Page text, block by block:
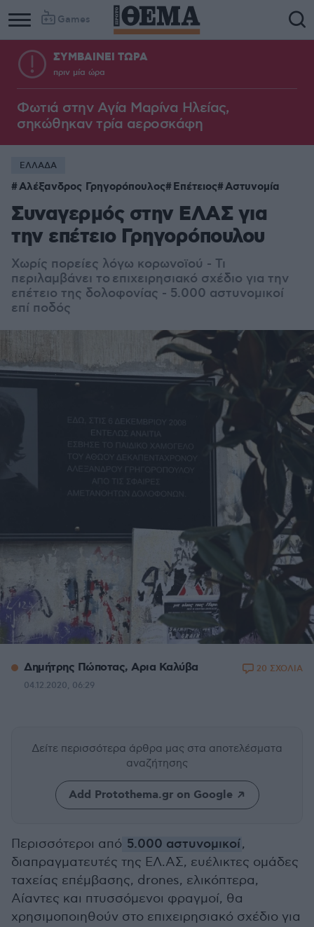
Games
ΣΥΜΒΑΙΝΕΙ ΤΩΡΑ
πριν μία ώρα
Φωτιά στην Aγία Μαρίνα Ηλείας,
σηκώθηκαν τρία αεροσκάφη
ΕΛΛΑΔΑ
Αλέξανδρος Γρηγορόπουλος Επέτειος Αστυνομία
Συναγερμός στην ΕΛΑΣ για
την επέτειο Γρηγορόπουλου
Χωρίς πορείες λόγω κορωνοϊού - Τι
περιλαμβάνει το επιχειρησιακό σχέδιο για την
επέτειο της δολοφονίας - 5.000 αστυνομικοί
επί ποδός
Δημήτρης Πώποτας, Aρια Καλύβα
04.12.2020, 06:29
20 ΣΧΟΛΙΑ
Δείτε περισσότερα άρθρα μας στα αποτελέσματα
αναζήτησης
Add Protothema.gr on Google
Περισσότεροι από 5.000 αστυνομικοί,
διαπραγματευτές της ΕΛ.ΑΣ, ευέλικτες ομάδες
ταχείας επέμβασης, drones, ελικόπτερα,
Αίαντες και πτυσσόμενοι φραγμοί, θα
χρησιμοποιηθούν στο επιχειρησιακό σχέδιο για